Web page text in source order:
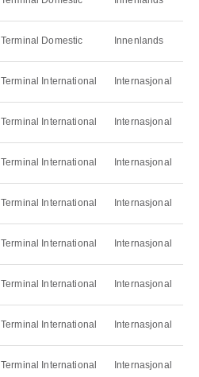
Terminal Domestic Innenlands
Terminal International Internasjonal
Terminal International Internasjonal
Terminal International Internasjonal
Terminal International Internasjonal
Terminal International Internasjonal
Terminal International Internasjonal
Terminal International Internasjonal
Terminal International Internasjonal